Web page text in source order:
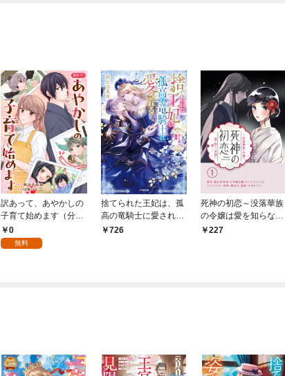
訳あって、あやかしの
子育て始めます（分冊
版）第１話
0
無料
捨てられた王妃は、孤
高の竜騎士に愛され
る 青と赤の激闘
726
死神の初恋～没落華族
の令嬢は愛を知らない
死神に嫁ぐ～【単話】
227